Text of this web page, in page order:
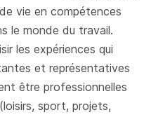
vie en compétences
le monde du travail.
les expériences qui
et représentatives
être professionnelles
sport, projets,